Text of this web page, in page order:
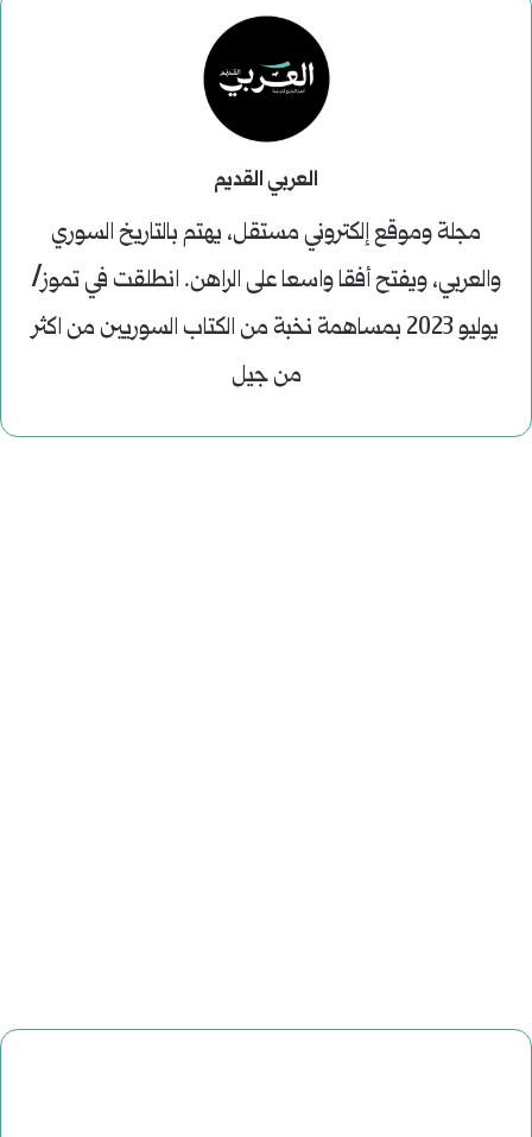
العربي القديم
مجلة وموقع إلكتروني مستقل، يهتم بالتاريخ السوري
والعربي، ويفتح أفقا واسعا على الراهن. انطلقت في تموز/
يوليو 2023 بمساهمة نخبة من الكتاب السوريين من اكثر
من جيل